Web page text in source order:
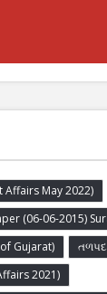
May 2022)
(06-06-2015)
Gujarat)
2021)